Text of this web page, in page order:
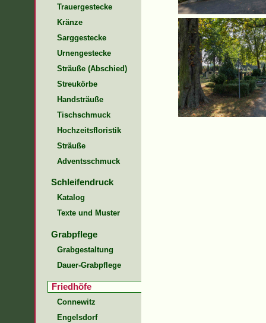
Trauergestecke
Kränze
Sarggestecke
Urnengestecke
Sträuße (Abschied)
Streukörbe
Handsträuße
Tischschmuck
Hochzeitsfloristik
Sträuße
Adventsschmuck
Schleifendruck
Katalog
Texte und Muster
Grabpflege
Grabgestaltung
Dauer-Grabpflege
Friedhöfe
Connewitz
Engelsdorf